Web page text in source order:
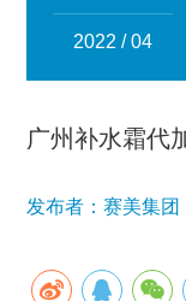
赛美化妆品 赛美医
人事管理
集团新闻 行业新闻
2022 / 04
广州补水霜代
发布者：赛美集